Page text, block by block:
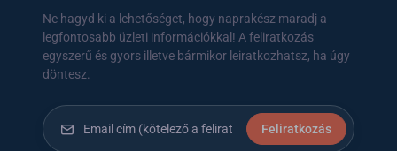
Ne hagyd ki a lehetőséget, hogy naprakész maradj a
legfontosabb üzleti információkkal! A feliratkozás
egyszerű és gyors illetve bármikor leiratkozhatsz, ha úgy
döntesz.
Feliratkozás